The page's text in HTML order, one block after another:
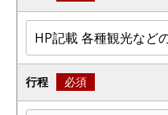
行程 必須